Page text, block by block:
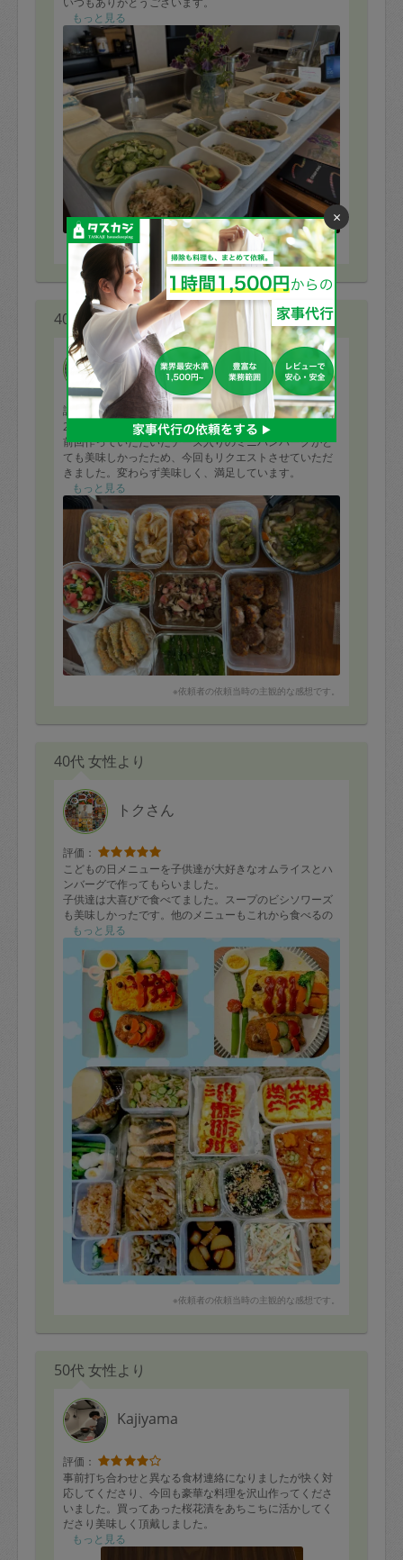
もっと見る
※依頼者の依頼当時の主観的な感想です。
40代 女性より
マイト
評価：
2回目のリピートです。
前回作っていただいたチーズ入りのミニハンバーグがと
ても美味しかったため、今回もリクエストさせていただ
きました。変わらず美味しく、満足しています。
食材は、優先して使っていただきたいもののみお伝え
し、あとはお任せでお願いしましたが、揚げ物からサラ
ダ、汁物までバリエーションもあり、またどのお料理も
シンプルな味付けながらとても美味しく、素材の良さが
活かされていると感じました。
冷蔵庫にあった賞味期限の近い食材を見つけて使ってく
ださったり、ちょっとした気遣いもありがたいです。
もっと見る
※依頼者の依頼当時の主観的な感想です。
40代 女性より
トクさん
評価：
こどもの日メニューを子供達が大好きなオムライスとハ
ンバーグで作ってもらいました。
子供達は大喜びで食べてました。スープのビシソワーズ
も美味しかったです。他のメニューもこれから食べるの
が楽しみです。沢山ありがとうございました！
もっと見る
※依頼者の依頼当時の主観的な感想です。
50代 女性より
Kajiyama
評価：
事前打ち合わせと異なる食材連絡になりましたが快く対
応してくださり、今回も豪華な料理を沢山作ってくださ
いました。買ってあった桜花漬をあちこちに活かしてく
ださり美味しく頂戴しました。
こちらの最終確認不足ですが、シンクの中にゴミが残っ
もっと見る
×